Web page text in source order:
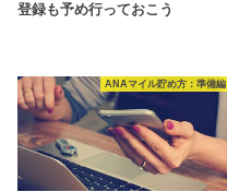
登録も予め行っておこう
ANAマイル貯め方：準備編